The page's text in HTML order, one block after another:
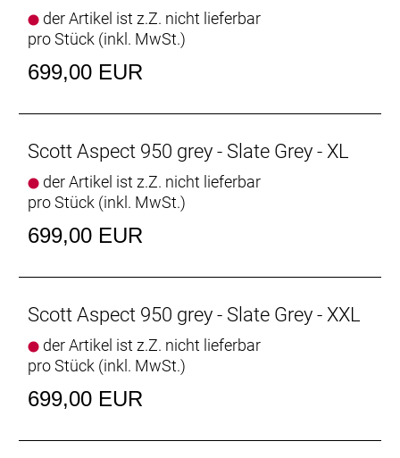
der Artikel ist z.Z. nicht lieferbar
pro Stück (inkl. MwSt.)
699,00 EUR
Scott Aspect 950 grey - Slate Grey - XL
der Artikel ist z.Z. nicht lieferbar
pro Stück (inkl. MwSt.)
699,00 EUR
Scott Aspect 950 grey - Slate Grey - XXL
der Artikel ist z.Z. nicht lieferbar
pro Stück (inkl. MwSt.)
699,00 EUR